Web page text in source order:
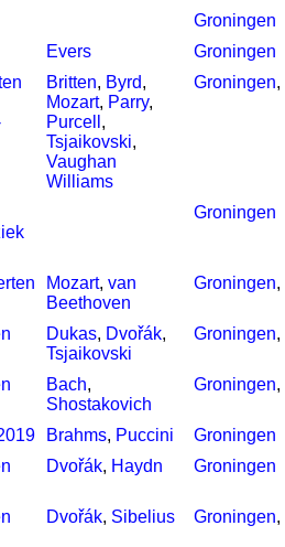
Groningen
Evers
Groningen
Britten, Byrd,
Mozart, Parry,
Purcell ,
Tsjaikovski,
Vaughan
Williams
Groningen,
Groningen
Mozart, van
Beethoven
Groningen,
Dukas, Dvořák,
Tsjaikovski
Groningen,
Bach,
Shostakovich
Groningen,
Brahms, Puccini
Groningen
Dvořák, Haydn Groningen
Dvořák, Sibelius Groningen,